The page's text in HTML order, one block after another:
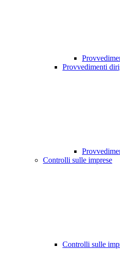
Provvedimenti
Controlli sulle imprese
Controlli sulle